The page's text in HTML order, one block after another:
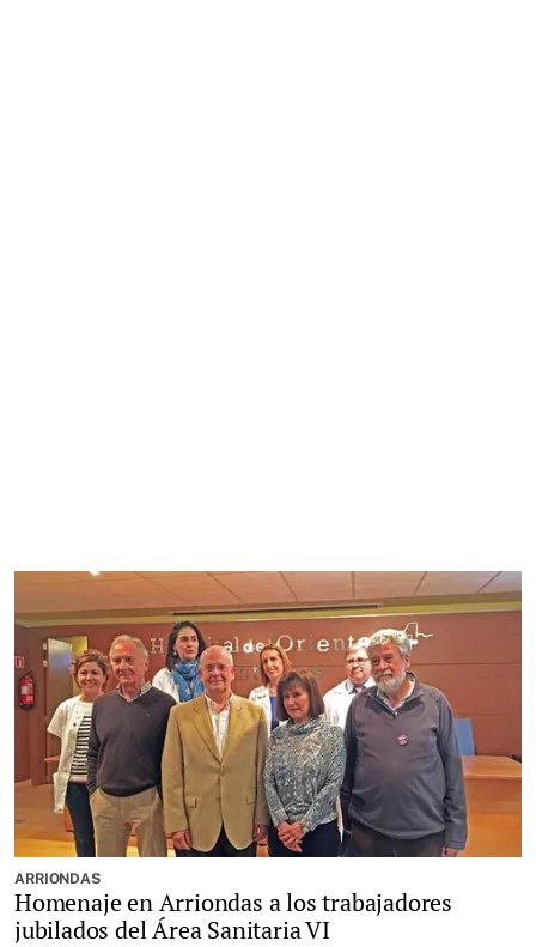
ARRIONDAS
Homenaje en Arriondas a los trabajadores
jubilados del Área Sanitaria VI